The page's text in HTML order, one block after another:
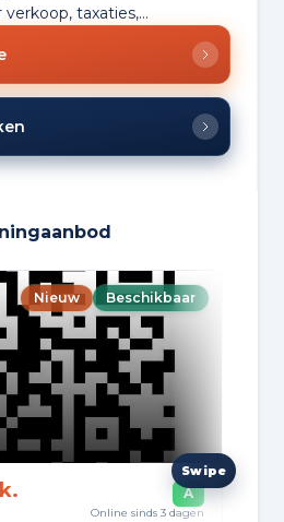
taxaties,...
Nieuw Beschikbaar
A
Online sinds 3 dagen